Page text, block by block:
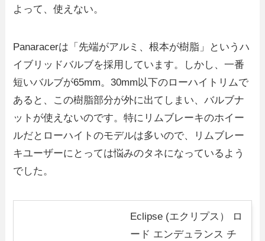
よって、使えない。
Panaracerは「先端がアルミ、根本が樹脂」というハ
イブリッドバルブを採用しています。しかし、一番
短いバルブが65mm。30mm以下のローハイトリムで
あると、この樹脂部分が外に出てしまい、バルブナ
ットが使えないのです。特にリムブレーキのホイー
ルだとローハイトのモデルは多いので、リムブレー
キユーザーにとっては悩みのタネになっているよう
でした。
Eclipse (エクリプス） ロ
ード エンデュランス チ